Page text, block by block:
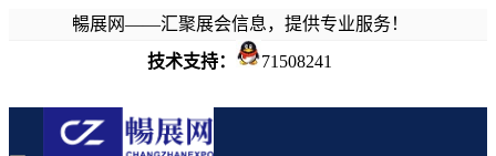
暢展网——汇聚展会信息，提供专业服务！
技术支持：
71508241